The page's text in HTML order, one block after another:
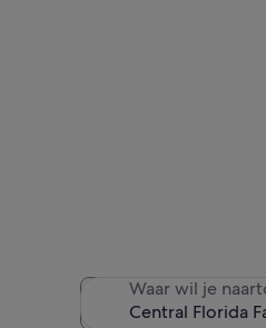
Waar wil je